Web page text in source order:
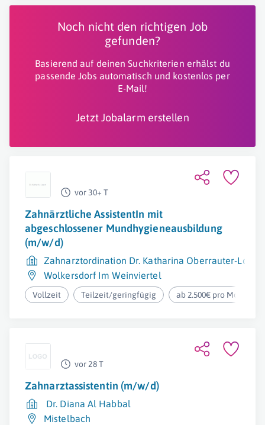
Noch nicht den richtigen Job
gefunden?
Basierend auf deinen Suchkriterien erhälst du
passende Jobs automatisch und kostenlos per
E-Mail!
Jetzt Jobalarm erstellen
vor 30+ T
Zahnärztliche AssistentIn mit
abgeschlossener Mundhygieneausbildung
(m/w/d)
Zahnarztordination Dr. Katharina Oberrauter-Losert
Wolkersdorf Im Weinviertel
Vollzeit Teilzeit/geringfügig ab 2.500€ pro Monat
vor 28 T
Zahnarztassistentin (m/w/d)
Dr. Diana Al Habbal
Mistelbach